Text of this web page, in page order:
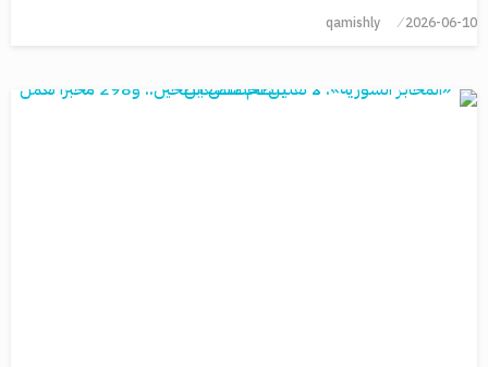
2026-06-10
qamishly